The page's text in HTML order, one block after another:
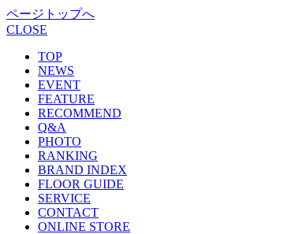
ページトップへ
CLOSE
TOP
NEWS
EVENT
FEATURE
RECOMMEND
Q&A
PHOTO
RANKING
BRAND INDEX
FLOOR GUIDE
SERVICE
CONTACT
ONLINE STORE